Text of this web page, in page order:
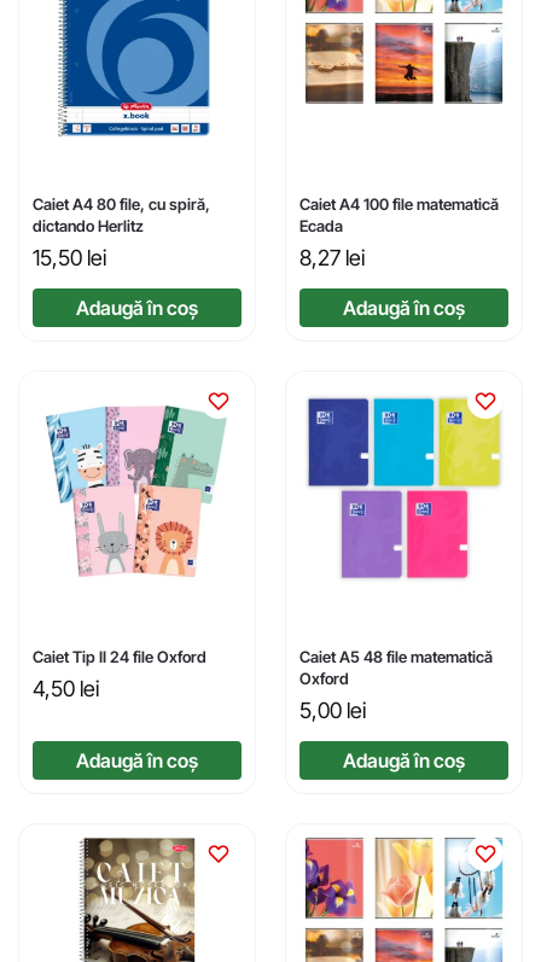
Caiet A4 80 file, cu spiră,
dictando Herlitz
15,50 lei
Adaugă în coș
Caiet A4 100 file matematică
Ecada
8,27 lei
Adaugă în coș
Caiet Tip II 24 file Oxford
4,50 lei
Adaugă în coș
Caiet A5 48 file matematică
Oxford
5,00 lei
Adaugă în coș